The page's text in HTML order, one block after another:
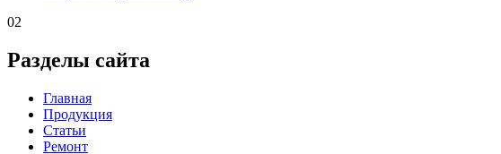
02
Разделы сайта
Главная
Продукция
Статьи
Ремонт